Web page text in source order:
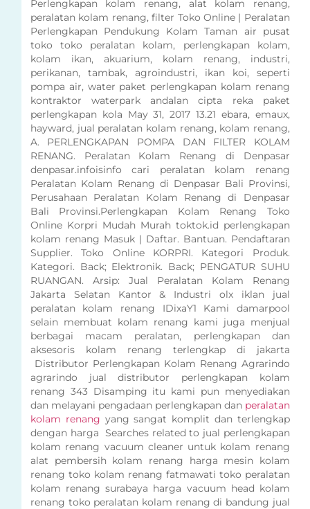
Perlengkapan kolam renang, alat kolam renang,
peralatan kolam renang, filter Toko Online | Peralatan
Perlengkapan Pendukung Kolam Taman air pusat
toko toko peralatan kolam, perlengkapan kolam,
kolam ikan, akuarium, kolam renang, industri,
perikanan, tambak, agroindustri, ikan koi, seperti
pompa air, water paket perlengkapan kolam renang
kontraktor waterpark andalan cipta reka paket
perlengkapan kola May 31, 2017 13.21 ebara, emaux,
hayward, jual peralatan kolam renang, kolam renang,
A. PERLENGKAPAN POMPA DAN FILTER KOLAM
RENANG. Peralatan Kolam Renang di Denpasar
denpasar.infoisinfo cari peralatan kolam renang
Peralatan Kolam Renang di Denpasar Bali Provinsi,
Perusahaan Peralatan Kolam Renang di Denpasar
Bali Provinsi.Perlengkapan Kolam Renang Toko
Online Korpri Mudah Murah toktok.id perlengkapan
kolam renang Masuk | Daftar. Bantuan. Pendaftaran
Supplier. Toko Online KORPRI. Kategori Produk.
Kategori. Back; Elektronik. Back; PENGATUR SUHU
RUANGAN. Arsip: Jual Peralatan Kolam Renang
Jakarta Selatan Kantor & Industri olx iklan jual
peralatan kolam renang IDixaY1 Kami damarpool
selain membuat kolam renang kami juga menjual
berbagai macam peralatan, perlengkapan dan
aksesoris kolam renang terlengkap di jakarta
Distributor Perlengkapan Kolam Renang Agrarindo
agrarindo jual distributor perlengkapan kolam
renang 343 Disamping itu kami pun menyediakan
dan melayani pengadaan perlengkapan dan peralatan
kolam renang yang sangat komplit dan terlengkap
dengan harga Searches related to jual perlengkapan
kolam renang vacuum cleaner untuk kolam renang
alat pembersih kolam renang harga mesin kolam
renang toko kolam renang fatmawati toko peralatan
kolam renang surabaya harga vacuum head kolam
renang toko peralatan kolam renang di bandung jual